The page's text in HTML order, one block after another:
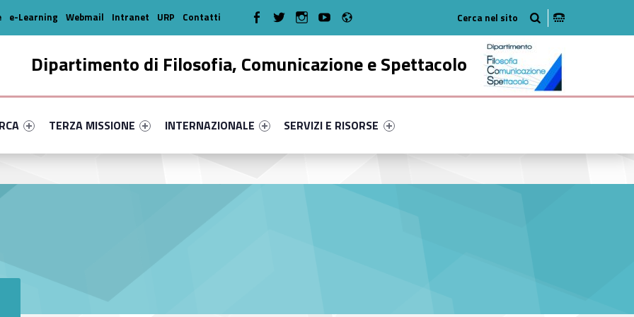
Dipartimento di Filosofia, Comunicazione e Spettacolo
primary-48853-16
#link-menu-primary-29476-35
Link identifier #link-menu-primary-98635-46
TERZA MISSIONE
Link identifier #link-menu-primary-86079-52
INTERNAZIONALE
Link identifier #link-menu-primary-39975-63
SERVIZI E RISORSE
e-Learning Webmail Intranet URP Contatti WebMan on Facebook
WebMan on TwitterWebMan on Instagram
WebMan on Youtube